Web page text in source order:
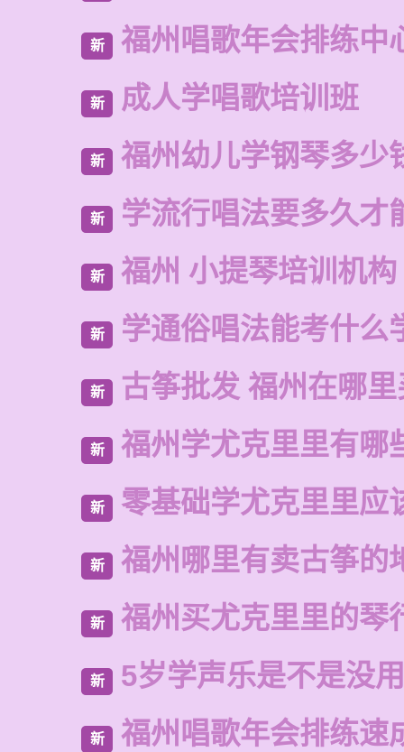
新 福州唱歌年会排练中
新 成人学唱歌培训班
新 福州幼儿学钢琴多少
新 学流行唱法要多久才
新 福州 小提琴培训机构
新 学通俗唱法能考什么
新 古筝批发 福州在哪
新 福州学尤克里里有哪
新 零基础学尤克里里应
新 福州哪里有卖古筝的
新 福州买尤克里里的琴
新 5岁学声乐是不是没用
新 福州唱歌年会排练速